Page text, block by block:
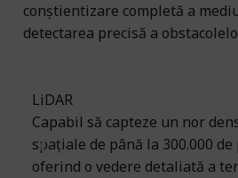
conștientizare completă a
detectarea precisă a
LiDAR
Capabil să capteze un nor
spațiale de până la 300.000
oferind o vedere detaliată a